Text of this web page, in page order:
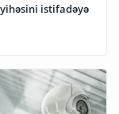
istifadəyə